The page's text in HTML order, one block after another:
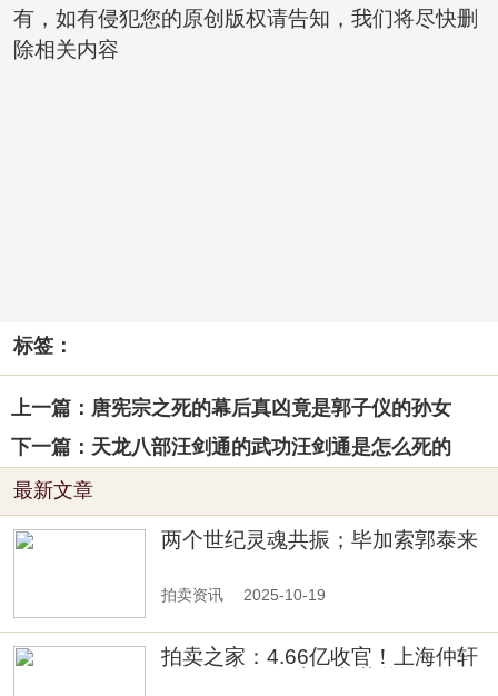
有，如有侵犯您的原创版权请告知，我们将尽快删
除相关内容
标签：
上一篇：唐宪宗之死的幕后真凶竟是郭子仪的孙女
下一篇：天龙八部汪剑通的武功汪剑通是怎么死的
最新文章
两个世纪灵魂共振；毕加索郭泰来
拍卖资讯 2025-10-19
拍卖之家：4.66亿收官！上海仲轩